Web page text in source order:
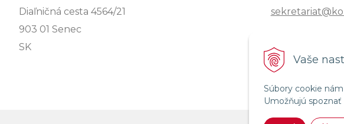
Vaše
Súbory cookie
Umožňujú
Diaľničná cesta 4564/21
903 01 Senec
SK
Tel: +421 2
Fax: +421 2